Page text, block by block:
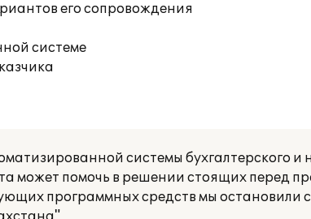
его сопровождения
системе
системы бухгалтерского и
может помочь в решении стоящих перед
программных средств мы остановили